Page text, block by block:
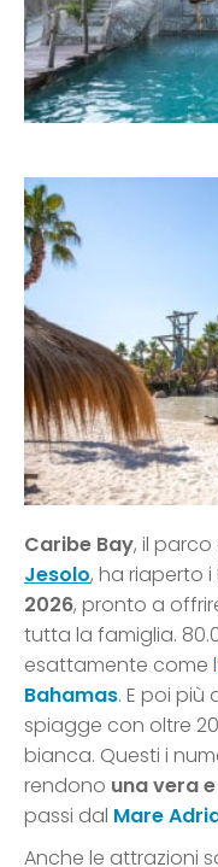
Caribe Bay, il
Jesolo, ha riaperto
2026, pronto a
tutta la famiglia.
esattamente come
Bahamas. E poi più
spiagge con oltre
bianca. Questi i
rendono una vera
passi dal Mare
Anche le attrazioni